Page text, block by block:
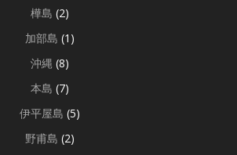
樺島 (2)
加部島 (1)
沖縄 (8)
本島 (7)
伊平屋島 (5)
野甫島 (2)